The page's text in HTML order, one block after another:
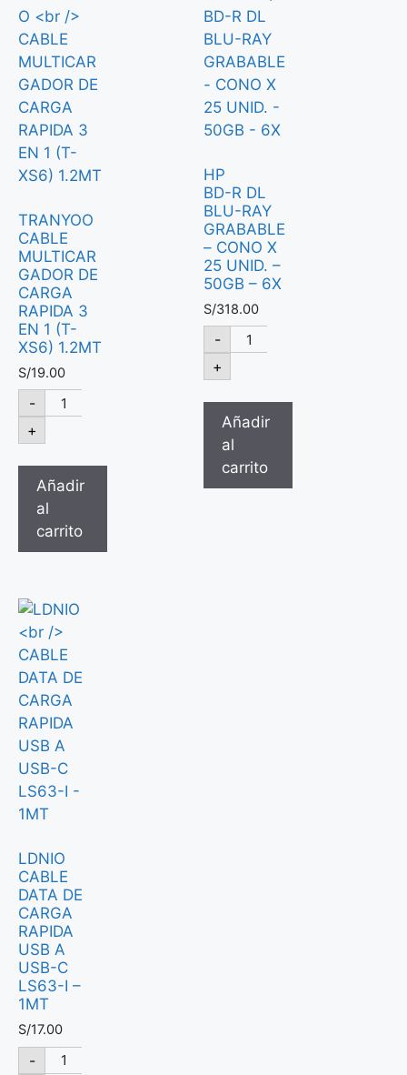
TRANYOO
CABLE
MULTICAR
GADOR DE
CARGA
RAPIDA 3
EN 1 (T-
XS6) 1.2MT
S/19.00
-
+
Añadir
al
carrito
HP
BD-R DL
BLU-RAY
GRABABLE
– CONO X
25 UNID. –
50GB – 6X
S/318.00
-
+
Añadir
al
carrito
LDNIO
CABLE
DATA DE
CARGA
RAPIDA
USB A
USB-C
LS63-I –
1MT
S/17.00
-